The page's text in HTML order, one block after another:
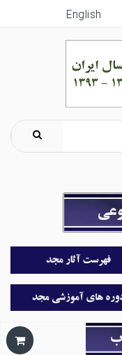
English